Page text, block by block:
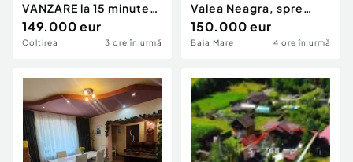
VANZARE la 15 minute
de Baia Mare
149.000 eur
Coltirea 3 ore în urmă
Valea Neagra, spre
Statiunea Izvoare
150.000 eur
Baia Mare 4 ore în urmă